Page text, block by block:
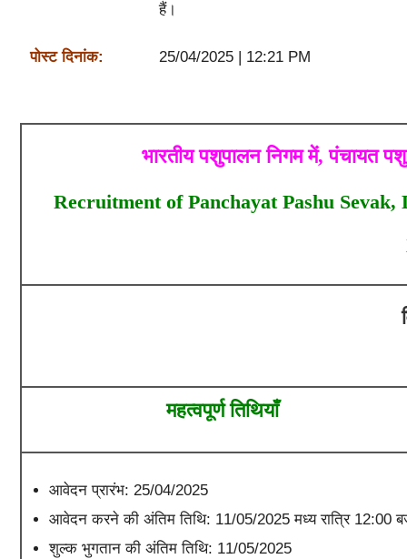
हैं।
पोस्ट दिनांक: 25/04/2025 | 12:21 PM
भारतीय पशुपालन निगम में, पंचायत
Recruitment of Panchayat Pashu
महत्वपूर्ण तिथियाँ
आवेदन प्रारंभ: 25/04/2025
आवेदन करने की अंतिम तिथि: 11/05/2025 मध्य रात्रि 12:00
शुल्क भुगतान की अंतिम तिथि: 11/05/2025